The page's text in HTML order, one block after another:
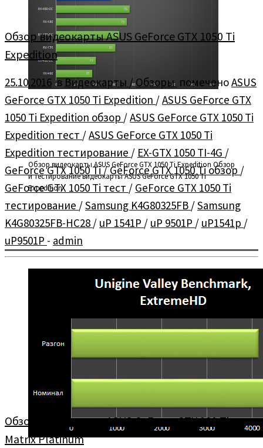
Обзор видеокарты ASUS GeForce GTX 1050 Ti Expedition Обзор
и тестирование видеокарты ASUS GeForce GTX 1050 Ti
Expedition
Обзор видеокарты ASUS GeForce GTX 1050 Ti
Expedition
25.10.2016 вВидеокарты /Обзоры помеченоASUS
GeForce GTX 1050 Ti Expedition /ASUS GeForce GTX
1050 Ti Expedition обзор /ASUS GeForce GTX 1050 Ti
Expedition тест /ASUS GeForce GTX 1050 Ti
Expedition тестирование / EX-GTX 1050 TI-4G /
GeForce GTX 1050 Ti/GeForce GTX 1050 Ti обзор /
GeForce GTX 1050 Ti тест / GeForce GTX 1050 Ti
тестирование /Samsung K4G80325FB /Samsung
K4G80325FB-HC28 / uP 1541P / uP 9501P / uP1541p /
uP9501P - admin
Обзор видеокарты ASUS GeForce GTX 980 Ti
Matrix Platinum